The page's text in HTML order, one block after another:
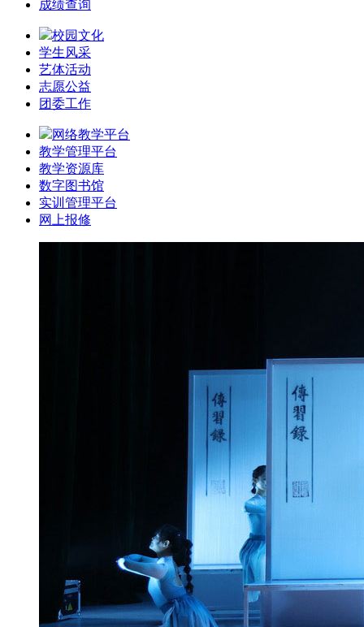
成绩查询
校园文化
学生风采
艺体活动
志愿公益
团委工作
网络教学平台
教学管理平台
教学资源库
数字图书馆
实训管理平台
网上报修